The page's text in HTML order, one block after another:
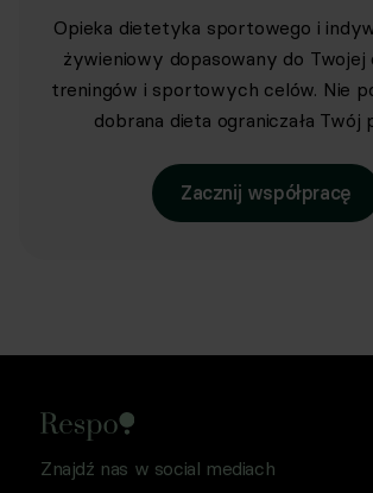
Opieka dietetyka sportowego i
żywieniowy dopasowany do
treningów i sportowych celów. Nie
dobrana dieta ograniczała Twój
Zacznij współpracę
Znajdź nas w social mediach